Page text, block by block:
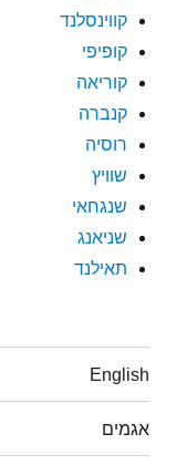
קווינסלנד
קופיפי
קוריאה
קנברה
רוסיה
שוויץ
שנגחאי
שניאנג
תאילנד
English
אגמים